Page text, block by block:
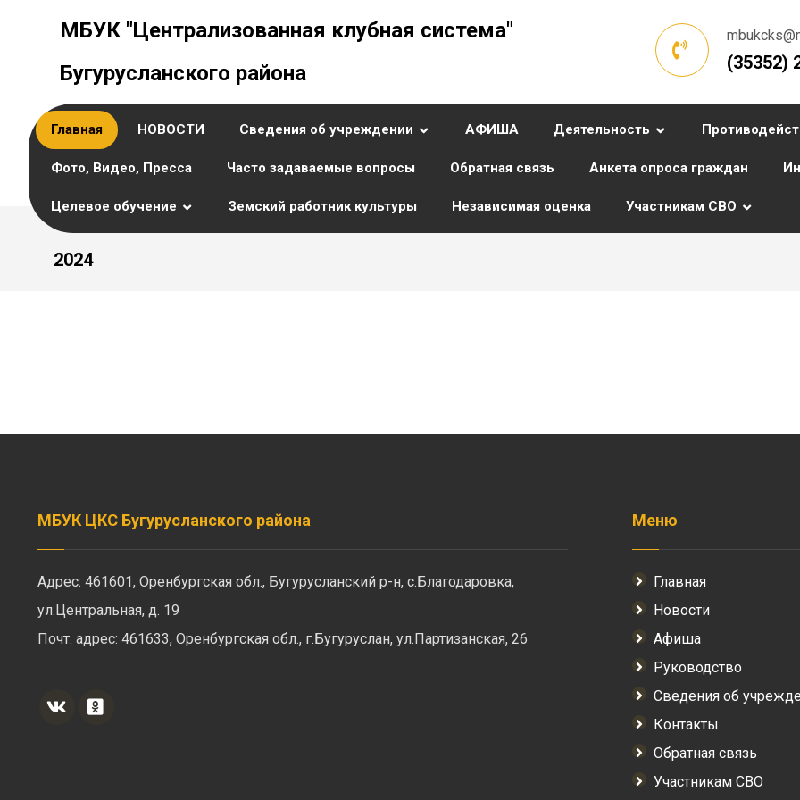
МБУК "Централизованная клубная система"
Бугурусланского района
(35352)
Главная НОВОСТИ Сведения об учреждении АФИША Деятельность
Фото, Видео, Пресса Часто задаваемые вопросы Обратная связь Анкета опроса граждан
Целевое обучение Земский работник культуры Независимая оценка Участникам СВО
2024
МБУК ЦКС Бугурусланского района
Адрес: 461601, Оренбургская обл., Бугурусланский р-н, с.Благодаровка,
ул.Центральная, д. 19
Почт. адрес: 461633, Оренбургская обл., г.Бугуруслан, ул.Партизанская, 26
Меню
Главная
Новости
Афиша
Руководство
Сведения об
Контакты
Обратная связь
Участникам СВО